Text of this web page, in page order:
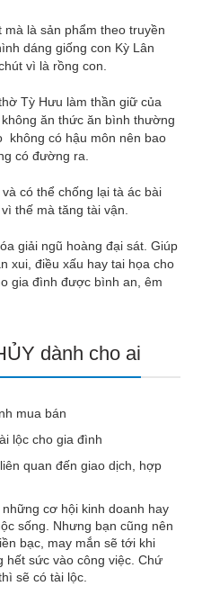
mà là sản phẩm theo truyền
dáng giống con Kỳ Lân
vì là rồng con.
Tỳ Hưu làm thần giữ của
ăn thức ăn bình thường
không có hậu môn nên bao
có đường ra.
có thể chống lại tà ác bài
thế mà tăng tài vận.
giải ngũ hoàng đại sát. Giúp
xui, điều xấu hay tai họa cho
gia đình được bình an, êm
dành cho ai
mua bán
lộc cho gia đình
quan đến giao dịch, hợp
cơ hội kinh doanh hay
sống. Nhưng bạn cũng nên
bạc, may mắn sẽ tới khi
hết sức vào công việc. Chứ
sẽ có tài lộc.